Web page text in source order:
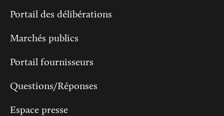
Portail des délibérations
Marchés publics
Portail fournisseurs
Questions/Réponses
Espace presse